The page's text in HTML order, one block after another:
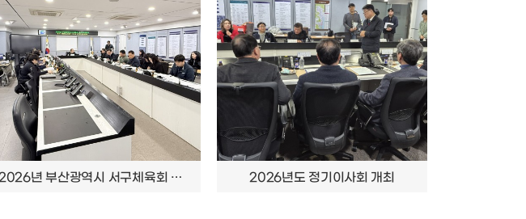
2026년 부산광역시 서구체육회 정기대의원총회 2026년도 정기이사회 개최